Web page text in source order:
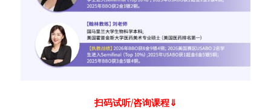
扫码试听/咨询课程⇓